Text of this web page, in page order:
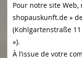
Pour notre site
shopauskunft.de »
(Kohlgartenstraße
»).
À l’issue de votre